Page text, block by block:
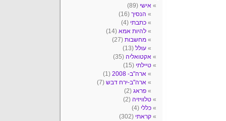
אישי (89)
הנסיך (16)
כתבתי (4)
להיות אמא (14)
מחשבות (27)
עולל (13)
אקטואליה (35)
טיילתי (15)
ארה"ב- 2008
(1)
ארה"ב-ירח דבש (7)
פראג (2)
טלוויזיה (2)
כללי (4)
קראתי (302)